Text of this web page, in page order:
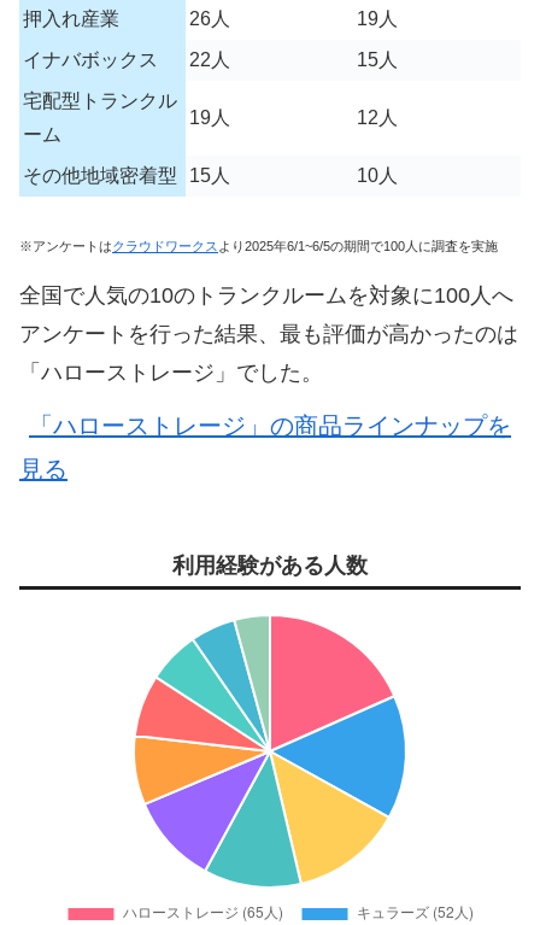
押入れ産業
26人
19人
イナバボックス
22人
15人
宅配型トランクル
ーム
19人 12人
その他地域密着型 15人 10人
※アンケートはクラウドワークスより2025年6/1~6/5の期間で100人に調査を実施
全国で人気の10のトランクルームを対象に100人へ
アンケートを行った結果、最も評価が高かったのは
「ハローストレージ」でした。
「ハローストレージ」の商品ラインナップを
見る
利用経験がある人数